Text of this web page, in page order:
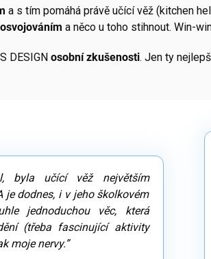
a s tím pomáhá právě učící věž (kitchen
a něco u toho stihnout. Win-
DESIGN osobní zkušenosti. Jen ty
byla učící věž největším
dodnes, i v jeho školkovém
jednoduchou věc, která
(třeba fascinující aktivity
moje nervy.”